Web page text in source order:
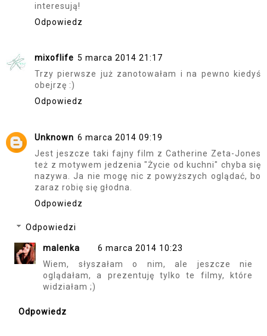
interesują!
Odpowiedz
mixoflife 5 marca 2014 21:17
Trzy pierwsze już zanotowałam i na pewno kiedyś
obejrzę :)
Odpowiedz
Unknown 6 marca 2014 09:19
Jest jeszcze taki fajny film z Catherine Zeta-Jones
też z motywem jedzenia "Życie od kuchni" chyba się
nazywa. Ja nie mogę nic z powyższych oglądać, bo
zaraz robię się głodna.
Odpowiedz
Odpowiedzi
malenka
6 marca 2014 10:23
Wiem, słyszałam o nim, ale jeszcze nie
oglądałam, a prezentuję tylko te filmy, które
widziałam ;)
Odpowiedz